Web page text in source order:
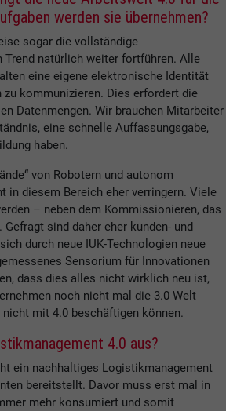
werden sie übernehmen?
sogar die vollständige
Trend natürlich weiter fortführen. Alle
eine eigene elektronische Identität
kommunizieren. Dies erfordert die
Datenmengen. Wir brauchen Mitarbeiter
eine schnelle Auffassungsgabe,
haben.
von Robotern und autonom
in diesem Bereich eher verringern. Viele
– neben dem Kommissionieren, das
sind daher eher kunden- und
durch neue IUK-Technologien neue
Sensorium für Innovationen
dass dies alles nicht wirklich neu ist,
noch nicht mal die 3.0 Welt
mit 4.0 beschäftigen können.
4.0 aus?
ein nachhaltiges Logistikmanagement
bereitstellt. Davor muss erst mal in
mehr konsumiert und somit